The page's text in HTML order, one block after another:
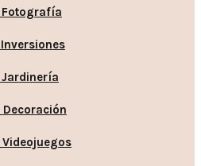
Fotografía
Inversiones
Jardinería
Decoración
Videojuegos